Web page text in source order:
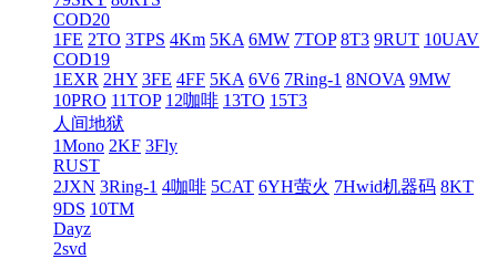
COD20
1FE 2TO 3TPS 4Km 5KA 6MW 7TOP 8T3 9RUT 10UAV
COD19
1EXR 2HY 3FE 4FF 5KA 6V6 7Ring-1 8NOVA 9MW
10PRO 11TOP 12咖啡 13TO 15T3
人间地狱
1Mono 2KF 3Fly
RUST
2JXN 3Ring-1 4咖啡 5CAT 6YH萤火 7Hwid机器码 8KT
9DS 10TM
Dayz
2svd